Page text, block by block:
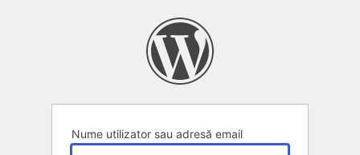
Nume utilizator sau adresă email